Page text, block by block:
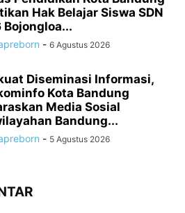
Hak Belajar Siswa SDN
Bojongloa...
- 6 Agustus 2026
Diseminasi Informasi,
Kota Bandung
Media Sosial
Bandung...
- 5 Agustus 2026